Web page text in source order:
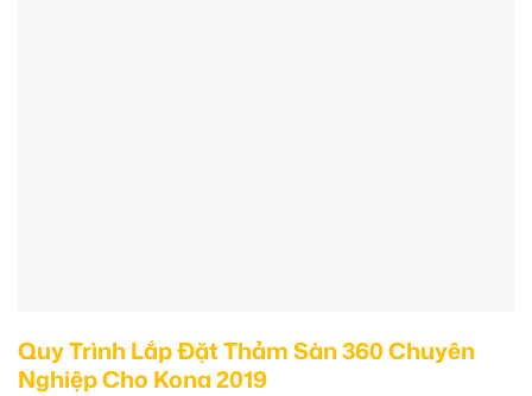
Quy Trình Lắp Đặt Thảm Sàn 360 Chuyên
Nghiệp Cho Kona 2019